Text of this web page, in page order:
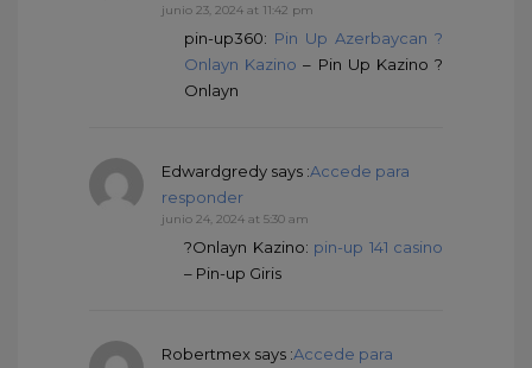
junio 23, 2024 at 11:42 pm
pin-up360: Pin Up Azerbaycan ?
Onlayn Kazino – Pin Up Kazino ?
Onlayn
Edwardgredy says :Accede para
responder
junio 24, 2024 at 5:30 am
?Onlayn Kazino: pin-up 141 casino
– Pin-up Giris
Robertmex says :Accede para